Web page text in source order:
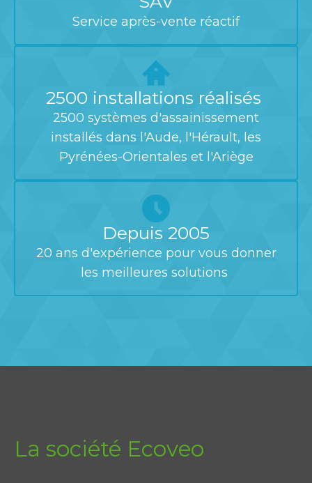
Service après-vente réactif
2500 installations réalisés
2500 systèmes d'assainissement
installés dans l'Aude, l'Hérault, les
Pyrénées-Orientales et l'Ariège
Depuis 2005
20 ans d'expérience pour vous donner
les meilleures solutions
La société Ecoveo